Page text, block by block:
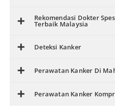
Rekomendasi Dokter
Terbaik Malaysia
Deteksi Kanker
Perawatan Kanker Di
Perawatan Kanker